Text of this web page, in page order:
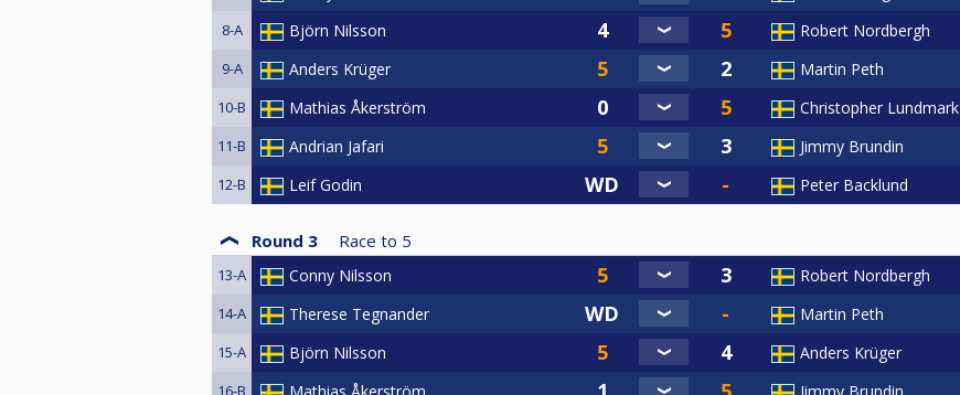
8-A Björn Nilsson Robert Nordbergh
9-A Anders Krüger Martin Peth
10-B Mathias Åkerström Christopher Lundmark
11-B Andrian Jafari Jimmy Brundin
12-B Leif Godin Peter Backlund
Round 3 Race to 5
13-A Conny Nilsson Robert Nordbergh
14-A Therese Tegnander Martin Peth
15-A Björn Nilsson Anders Krüger
16-B